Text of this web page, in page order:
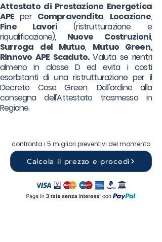
Attestato di Prestazione Energetica
APE per Compravendita, Locazione,
Fine Lavori (ristrutturazione e
riqualificazione), Nuove Costruzioni,
Surroga
del Mutuo, Mutuo Green,
Rinnovo APE Scaduto.Valuta se rientri
almeno in classe D ed evita i costi
esorbitanti di una ristrutturazione per il
Decreto Case Green. Dall'ordine alla
consegna dell'Attestato trasmesso in
Regione.
confronta i 5 migliori preventivi del momento
Calcola il prezzo e procedi